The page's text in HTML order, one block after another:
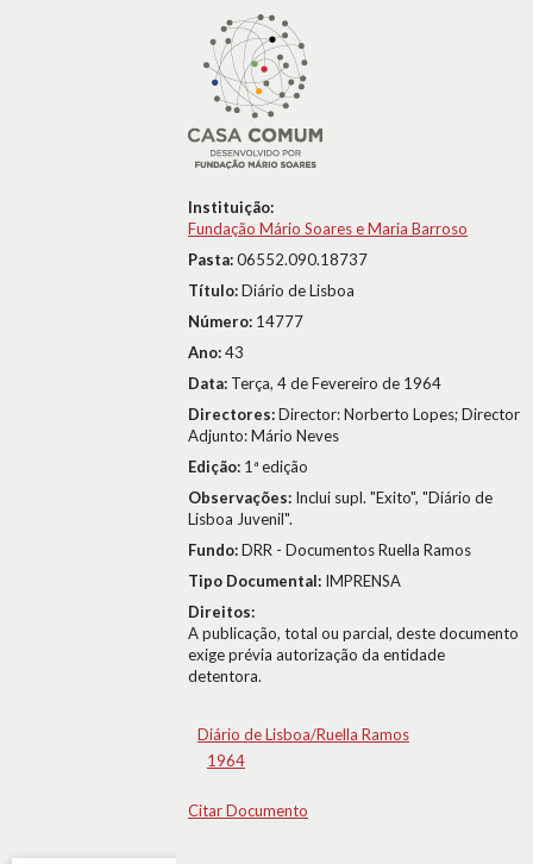
Instituição:
Fundação Mário Soares e Maria Barroso
Pasta:06552.090.18737
Título:Diário de Lisboa
Número: 14777
Ano:43
Data: Terça, 4 de Fevereiro de 1964
Directores:Director: Norberto Lopes; Director
Adjunto: Mário Neves
Edição: 1ª edição
Observações: Inclui supl. "Exito", "Diário de
Lisboa Juvenil".
Fundo:DRR - Documentos Ruella Ramos
Tipo Documental: IMPRENSA
Direitos:
A publicação, total ou parcial, deste documento
exige prévia autorização da entidade
detentora.
Diário de Lisboa/Ruella Ramos
1964
Citar Documento